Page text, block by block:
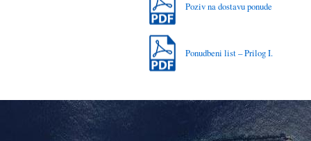
Poziv na dostavu ponude
Ponudbeni list – Prilog I.